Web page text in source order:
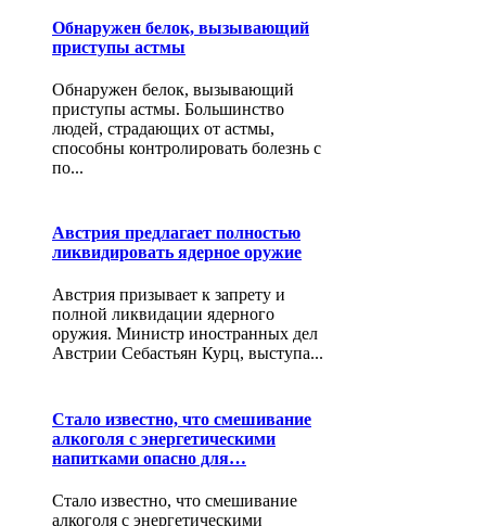
Обнаружен белок, вызывающий
приступы астмы
Обнаружен белок, вызывающий
приступы астмы. Большинство
людей, страдающих от астмы,
способны контролировать болезнь с
по...
Австрия предлагает полностью
ликвидировать ядерное оружие
Австрия призывает к запрету и
полной ликвидации ядерного
оружия. Министр иностранных дел
Австрии Себастьян Курц, выступа...
Стало известно, что смешивание
алкоголя с энергетическими
напитками опасно для…
Стало известно, что смешивание
алкоголя с энергетическими